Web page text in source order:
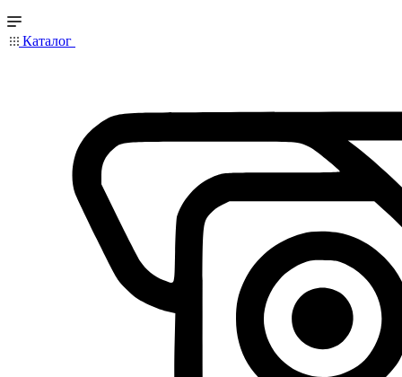
Каталог